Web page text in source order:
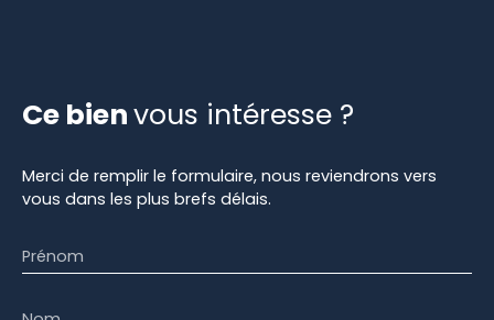
Ce bienvous intéresse ?
Merci de remplir le formulaire, nous reviendrons vers
vous dans les plus brefs délais.
Prénom